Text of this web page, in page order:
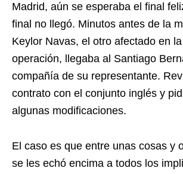
Madrid, aún se esperaba el final
final no llegó. Minutos antes de la
Keylor Navas, el otro afectado en
operación, llegaba al Santiago
compañía de su representante.
contrato con el conjunto inglés y
algunas modificaciones.
El caso es que entre unas cosas y
se les echó encima a todos los